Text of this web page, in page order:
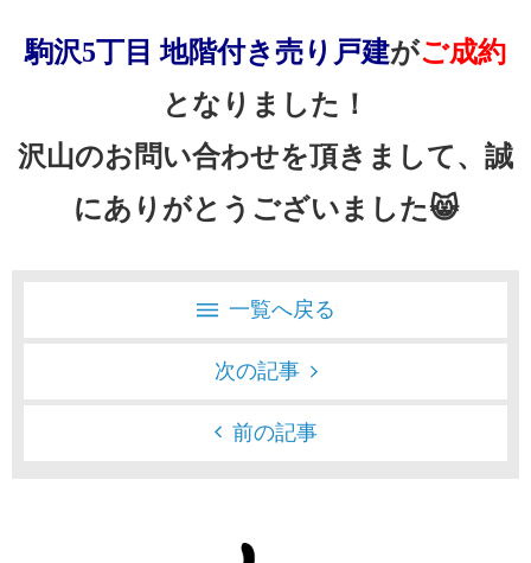
駒沢5丁目 地階付き売り戸建がご成約
となりました！
沢山のお問い合わせを頂きまして、誠
にありがとうございました😸
一覧へ戻る
次の記事
前の記事